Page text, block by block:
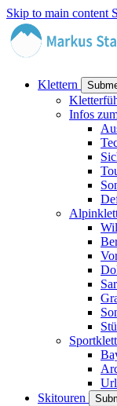
Skip to main content
Klettern
Infos
Skitouren